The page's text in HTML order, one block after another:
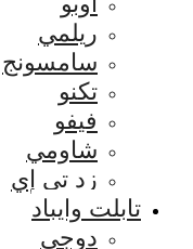
ريلمي
سامسونج
تكنو
فيفو
شاومي
زد تي إي
تابلت وايباد
دوجى